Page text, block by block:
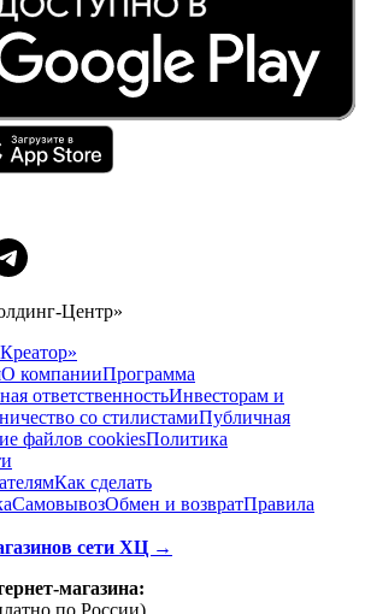
Центр»
О компанииПрограмма
ответственностьИнвесторам и
со стилистамиПубличная
файлов cookiesПолитика
Как сделать
CамовывозОбмен и возвратПравила
сети ХЦ →
магазина:
по России)